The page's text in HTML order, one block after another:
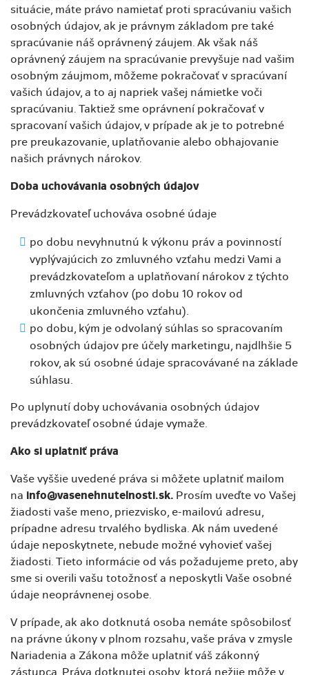
situácie, máte právo namietať proti spracúvaniu vašich
osobných údajov, ak je právnym základom pre také
spracúvanie náš oprávnený záujem. Ak však náš
oprávnený záujem na spracúvanie prevyšuje nad vašim
osobným záujmom, môžeme pokračovať v spracúvaní
vašich údajov, a to aj napriek vašej námietke voči
spracúvaniu. Taktiež sme oprávnení pokračovať v
spracovaní vašich údajov, v prípade ak je to potrebné
pre preukazovanie, uplatňovanie alebo obhajovanie
našich právnych nárokov.
Doba uchovávania osobných údajov
Prevádzkovateľ uchováva osobné údaje
po dobu nevyhnutnú k výkonu práv a povinností
vyplývajúcich zo zmluvného vzťahu medzi Vami a
prevádzkovateľom a uplatňovaní nárokov z týchto
zmluvných vzťahov (po dobu 10 rokov od
ukončenia zmluvného vzťahu).
po dobu, kým je odvolaný súhlas so spracovaním
osobných údajov pre účely marketingu, najdlhšie 5
rokov, ak sú osobné údaje spracovávané na základe
súhlasu.
Po uplynutí doby uchovávania osobných údajov
prevádzkovateľ osobné údaje vymaže.
Ako si uplatniť práva
Vaše vyššie uvedené práva si môžete uplatniť mailom
na info@vasenehnutelnosti.sk. Prosím uveďte vo Vašej
žiadosti vaše meno, priezvisko, e-mailovú adresu,
prípadne adresu trvalého bydliska. Ak nám uvedené
údaje neposkytnete, nebude možné vyhovieť vašej
žiadosti. Tieto informácie od vás požadujeme preto, aby
sme si overili vašu totožnosť a neposkytli Vaše osobné
údaje neoprávnenej osobe.
V prípade, ak ako dotknutá osoba nemáte spôsobilosť
na právne úkony v plnom rozsahu, vaše práva v zmysle
Nariadenia a Zákona môže uplatniť váš zákonný
zástupca. Práva dotknutej osoby, ktorá nežije môže v